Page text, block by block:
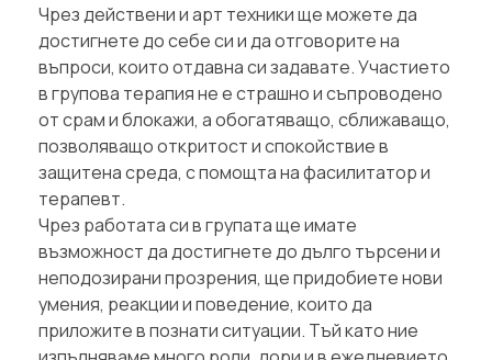
Чрез действени и арт техники ще можете да
достигнете до себе си и да отговорите на
въпроси, които отдавна си задавате. Участието
в групова терапия не е страшно и съпроводено
от срам и блокажи, а обогатяващо, сближаващо,
позволяващо откритост и спокойствие в
защитена среда, с помощта на фасилитатор и
терапевт.
Чрез работата си в групата ще имате
възможност да достигнете до дълго търсени и
неподозирани прозрения, ще придобиете нови
умения, реакции и поведение, които да
приложите в познати ситуации. Тъй като ние